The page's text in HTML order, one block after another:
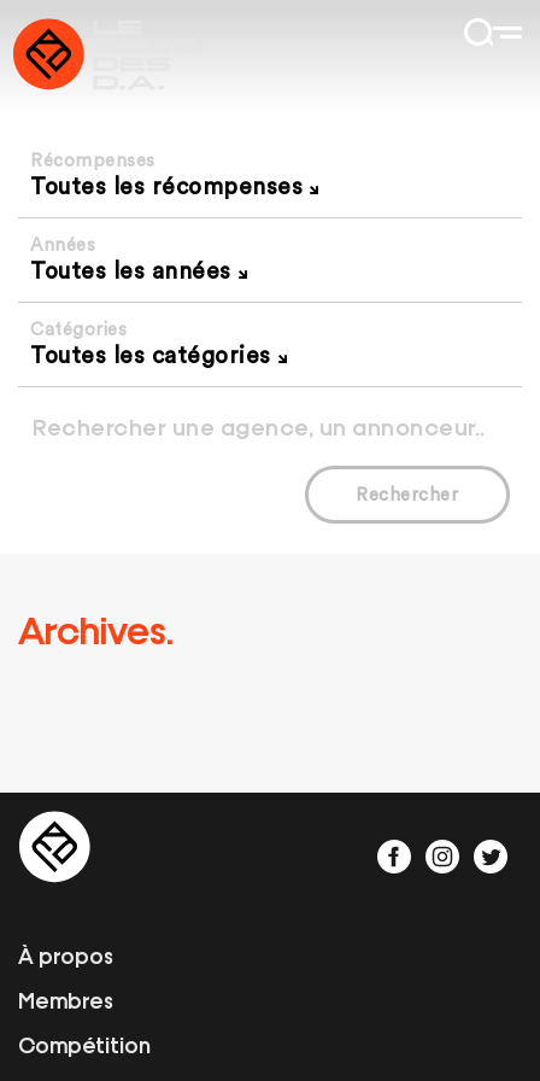
Récompenses
Toutes les récompenses
Années
Toutes les années
Catégories
Toutes les catégories
Rechercher
Archives.
À propos
Membres
Compétition